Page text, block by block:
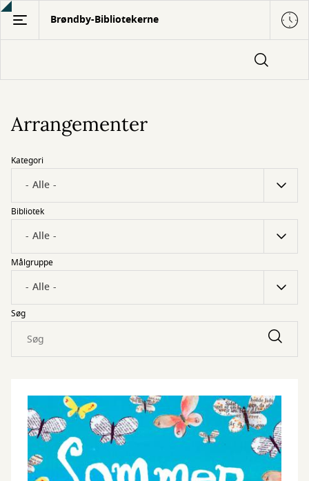
Gå
hovedindhold
Brøndby-Bibliotekerne
Arrangementer
Kategori
Bibliotek
Målgruppe
Søg